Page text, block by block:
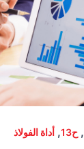
,ح13 ,أداة الفولاذ